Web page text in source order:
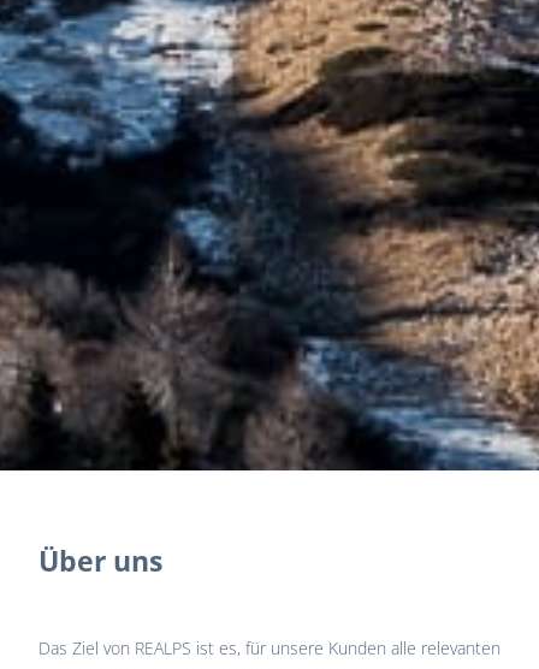
Über uns
Das Ziel von REALPS ist es, für unsere Kunden alle relevanten